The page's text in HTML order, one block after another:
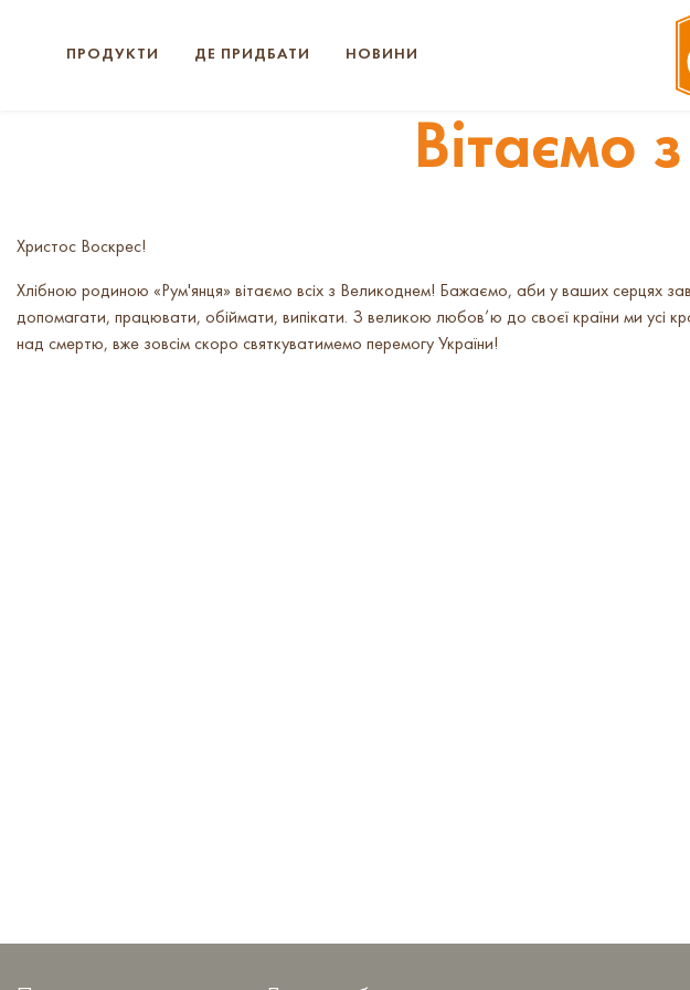
ПРОДУКТИ ДЕ ПРИДБАТИ НОВИНИ
Вітаємо
Христос Воскрес!
Хлібною родиною «Рум'янця» вітаємо всіх з Великоднем! Бажаємо, аби у ваших серцях
допомагати, працювати, обіймати, випікати. З великою любов’ю до своєї країни ми усі
над смертю, вже зовсім скоро святкуватимемо перемогу України!